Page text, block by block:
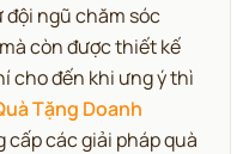
ngũ chăm sóc
còn được thiết kế
cho đến khi ưng ý thì
Tặng Doanh
cấp các giải pháp quà